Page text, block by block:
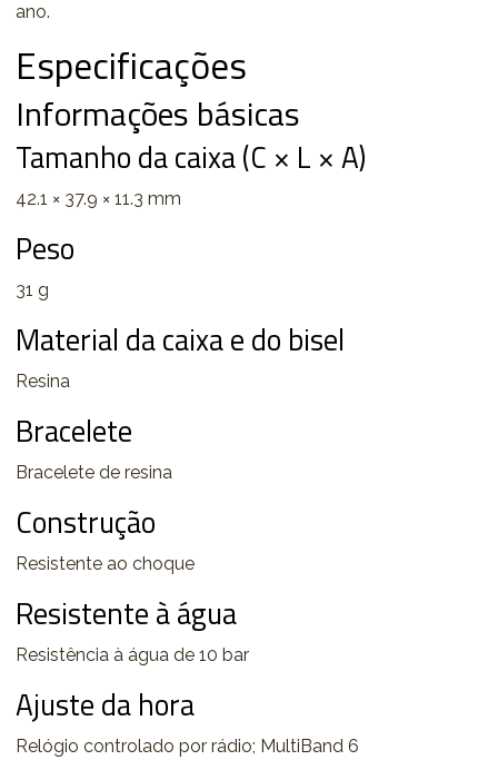
ano.
Especificações
Informações básicas
Tamanho da caixa (C × L × A)
42.1 × 37.9 × 11.3 mm
Peso
31 g
Material da caixa e do bisel
Resina
Bracelete
Bracelete de resina
Construção
Resistente ao choque
Resistente à água
Resistência à água de 10 bar
Ajuste da hora
Relógio controlado por rádio; MultiBand 6